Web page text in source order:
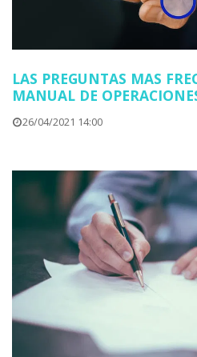
LAS PREGUNTAS MAS
MANUAL DE
26/04/2021 14:00